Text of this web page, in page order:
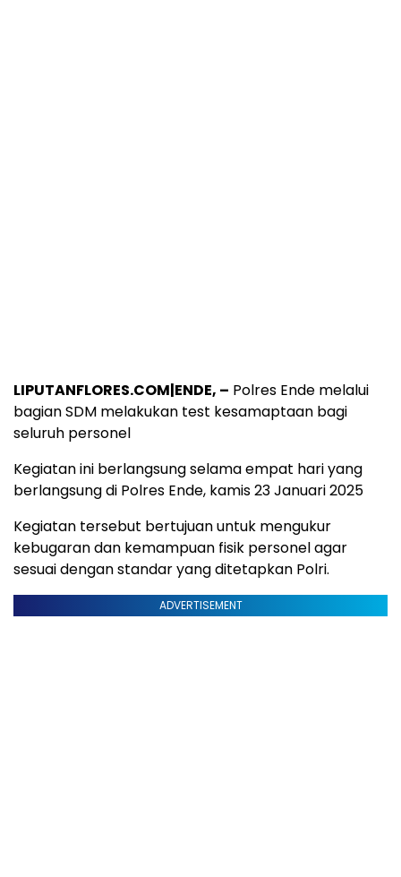
LIPUTANFLORES.COM|ENDE, – Polres Ende melalui
bagian SDM melakukan test kesamaptaan bagi
seluruh personel
Kegiatan ini berlangsung selama empat hari yang
berlangsung di Polres Ende, kamis 23 Januari 2025
Kegiatan tersebut bertujuan untuk mengukur
kebugaran dan kemampuan fisik personel agar
sesuai dengan standar yang ditetapkan Polri.
ADVERTISEMENT